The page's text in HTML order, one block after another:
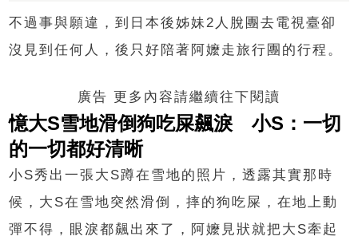
不過事與願違，到日本後姊妹2人脫團去電視臺卻
沒見到任何人，後只好陪著阿嬤走旅行團的行程。
廣告 更多內容請繼續往下閱讀
憶大S雪地滑倒狗吃屎飆淚 小S：一切
的一切都好清晰
小S秀出一張大S蹲在雪地的照片，透露其實那時
候，大S在雪地突然滑倒，摔的狗吃屎，在地上動
彈不得，眼淚都飆出來了，阿嬤見狀就把大S牽起